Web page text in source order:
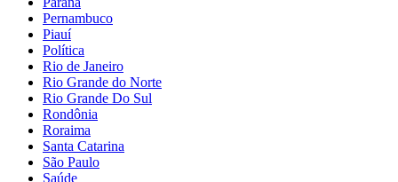
Pernambuco
Piauí
Política
Rio de Janeiro
Rio Grande do Norte
Rio Grande Do Sul
Rondônia
Roraima
Santa Catarina
São Paulo
Saúde